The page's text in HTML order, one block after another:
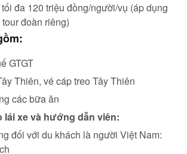
đa 120 triệu đồng/người/vụ (áp dụng
đoàn riêng)
GTGT
Thiên, vé cáp treo Tây Thiên
các bữa ăn
lái xe và hướng dẫn viên:
đối với du khách là người Việt Nam: